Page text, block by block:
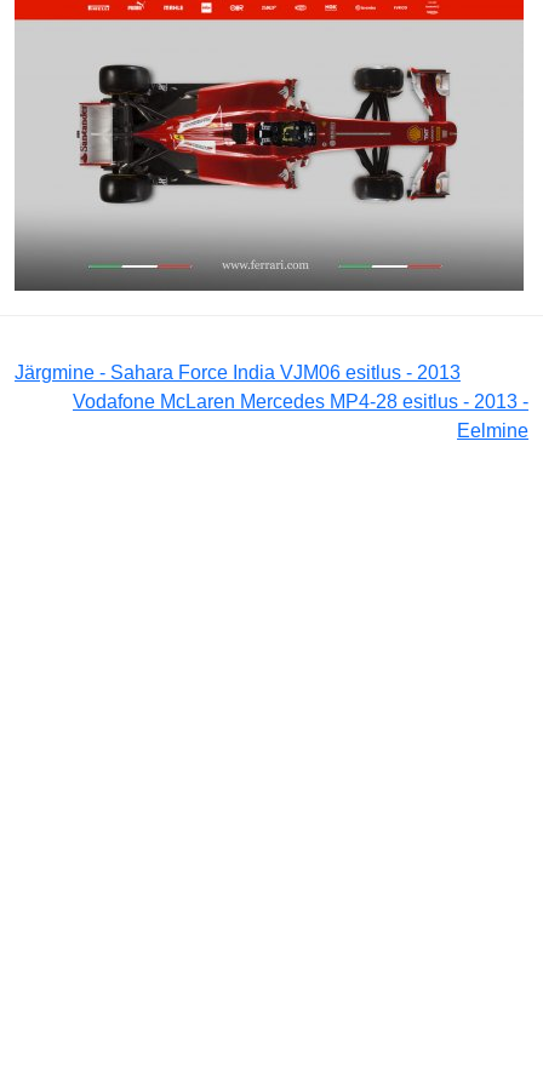
Järgmine - Sahara Force India VJM06 esitlus - 2013
Vodafone McLaren Mercedes MP4-28 esitlus - 2013 -
Eelmine